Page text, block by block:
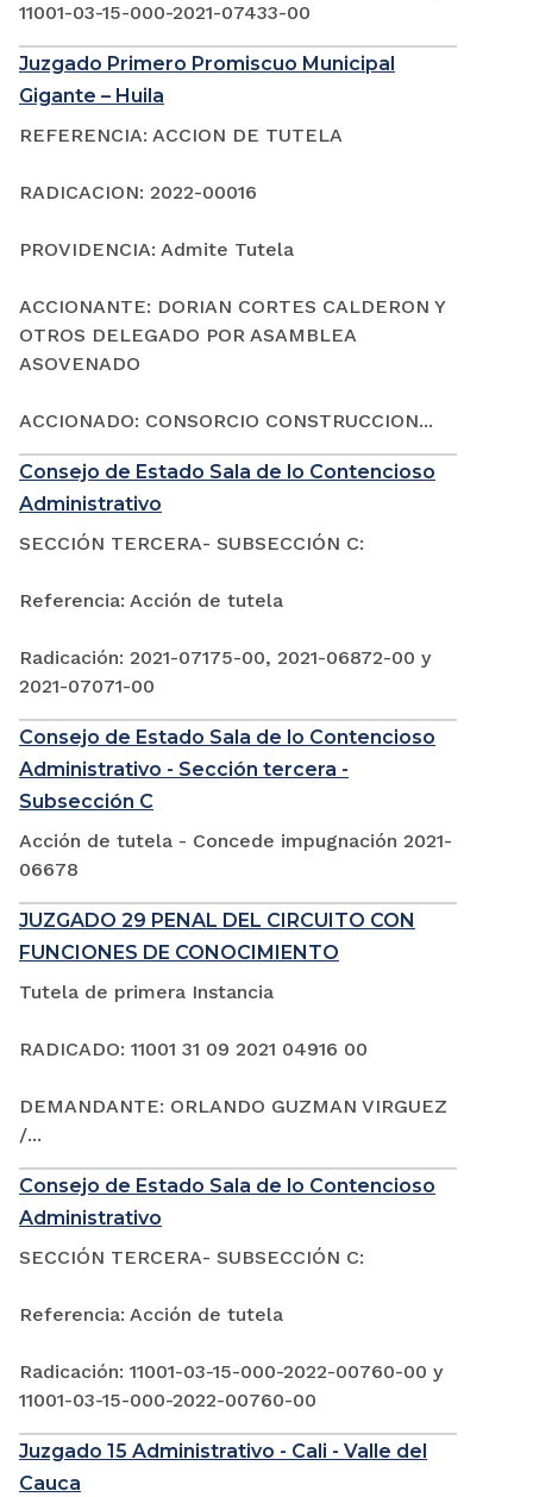
11001-03-15-000-2021-07433-00
Juzgado Primero Promiscuo Municipal
Gigante – Huila
REFERENCIA: ACCION DE TUTELA
RADICACION: 2022-00016
PROVIDENCIA: Admite Tutela
ACCIONANTE: DORIAN CORTES CALDERON Y
OTROS DELEGADO POR ASAMBLEA
ASOVENADO
ACCIONADO: CONSORCIO CONSTRUCCION...
Consejo de Estado Sala de lo Contencioso
Administrativo
SECCIÓN TERCERA- SUBSECCIÓN C:
Referencia: Acción de tutela
Radicación: 2021-07175-00, 2021-06872-00 y
2021-07071-00
Consejo de Estado Sala de lo Contencioso
Administrativo - Sección tercera -
Subsección C
Acción de tutela - Concede impugnación 2021-
06678
JUZGADO 29 PENAL DEL CIRCUITO CON
FUNCIONES DE CONOCIMIENTO
Tutela de primera Instancia
RADICADO: 11001 31 09 2021 04916 00
DEMANDANTE: ORLANDO GUZMAN VIRGUEZ
/...
Consejo de Estado Sala de lo Contencioso
Administrativo
SECCIÓN TERCERA- SUBSECCIÓN C:
Referencia: Acción de tutela
Radicación: 11001-03-15-000-2022-00760-00 y
11001-03-15-000-2022-00760-00
Juzgado 15 Administrativo - Cali - Valle del
Cauca